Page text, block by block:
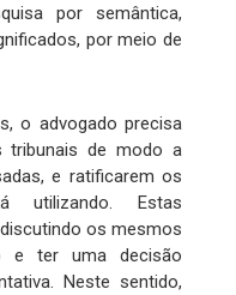
por semântica,
por meio de
o advogado precisa
tribunais de modo a
e ratificarem os
utilizando. Estas
os mesmos
e ter uma decisão
Neste sentido,